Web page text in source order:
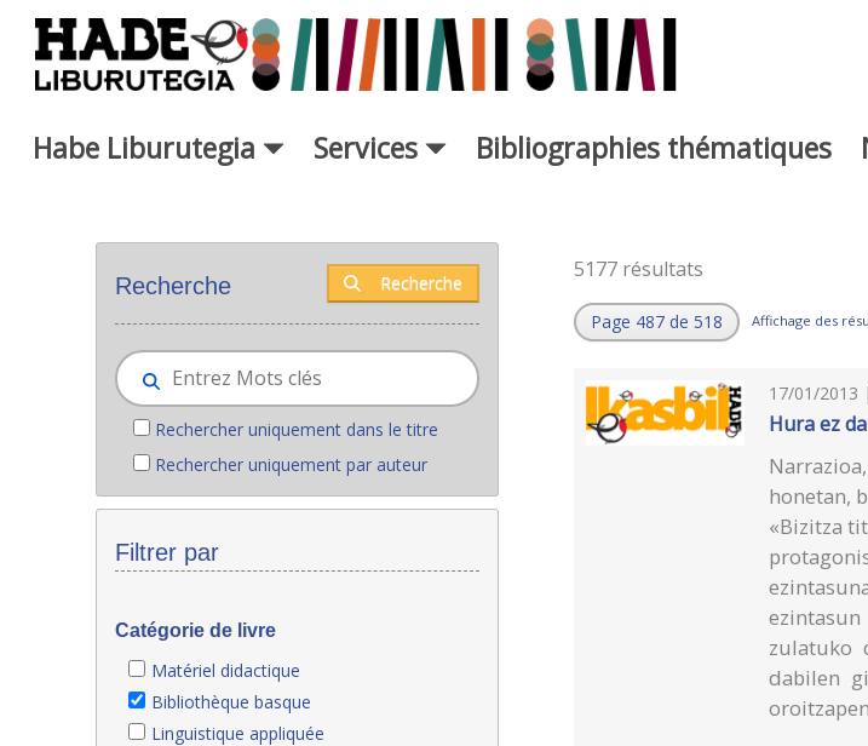
Saut au contenu principal
Habe Liburutegia Services Bibliographies thématiques
Recherche Recherche
Rechercher uniquement dans le titre
Rechercher uniquement par auteur
Filtrer par
Catégorie de livre
Matériel didactique
Bibliothèque basque
Linguistique appliquée
5177 résultats
Page 487 de 518 Affichage des
17/01/2013
Hura ez
honetan,
«Bizitza
zulatuko
dabilen